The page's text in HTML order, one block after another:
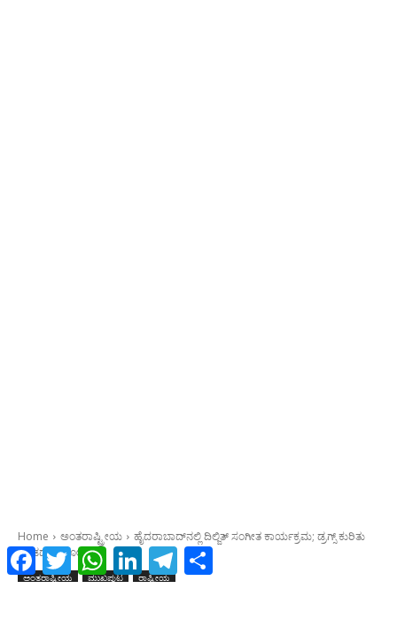
Facebook
Twitter WhatsAppLinkedInTelegram